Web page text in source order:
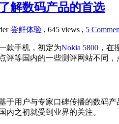
解数码产品的首选
尝鲜体验 , 645 views , 5
款手机，初定为Nokia 5800 ，
评等国内的一些测评网站不同
基于用户与专家口碑传播的数码
内之初就受到业界的关注。